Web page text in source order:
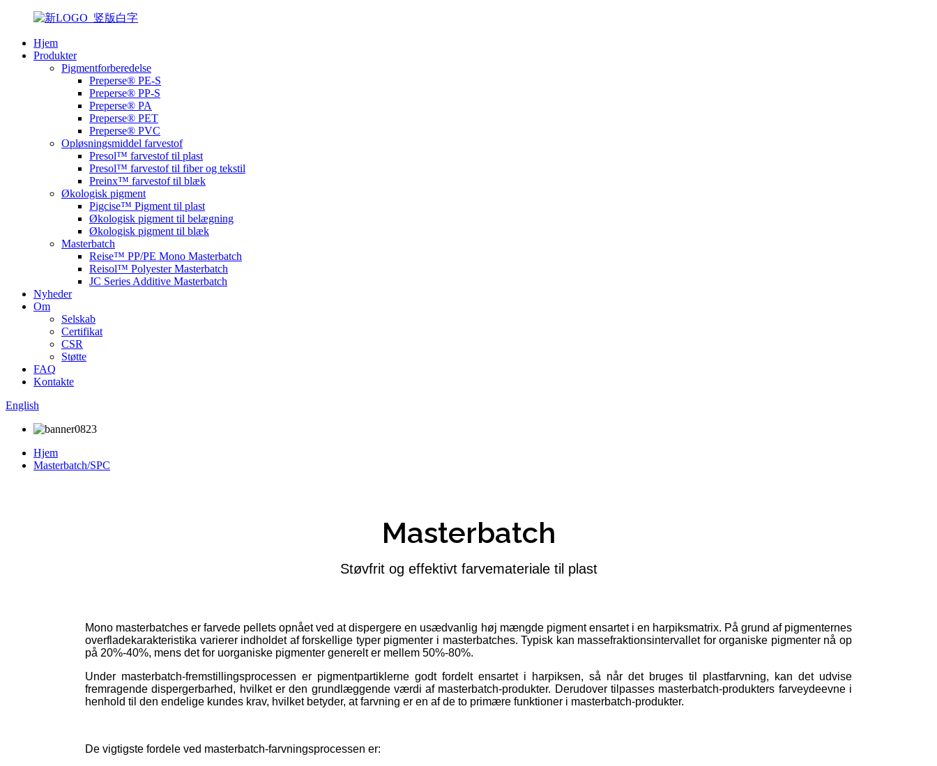
Hjem
Produkter
Pigmentforberedelse
Preperse® PE-S
Preperse® PP-S
Preperse® PA
Preperse® PET
Preperse® PVC
Opløsningsmiddel farvestof
Presol™ farvestof til plast
Presol™ farvestof til fiber og tekstil
Preinx™ farvestof til blæk
Økologisk pigment
Pigcise™ Pigment til plast
Økologisk pigment til belægning
Økologisk pigment til blæk
Masterbatch
Reise™ PP/PE Mono Masterbatch
Reisol™ Polyester Masterbatch
JC Series Additive Masterbatch
Nyheder
Om
Selskab
Certifikat
CSR
Støtte
FAQ
Kontakte
English
Hjem
Masterbatch/SPC
Masterbatch
Støvfrit og effektivt farvemateriale til plast
Mono masterbatches er farvede pellets opnået ved at dispergere en usædvanlig høj mængde pigment ensartet i en harpiksmatrix. På grund af pigmenternes
overfladekarakteristika varierer indholdet af forskellige typer pigmenter i masterbatches. Typisk kan massefraktionsintervallet for organiske pigmenter nå op
på 20%-40%, mens det for uorganiske pigmenter generelt er mellem 50%-80%.
Under masterbatch-fremstillingsprocessen er pigmentpartiklerne godt fordelt ensartet i harpiksen, så når det bruges til plastfarvning, kan det udvise
fremragende dispergerbarhed, hvilket er den grundlæggende værdi af masterbatch-produkter. Derudover tilpasses masterbatch-produkters farveydeevne i
henhold til den endelige kundes krav, hvilket betyder, at farvning er en af ​​de to primære funktioner i masterbatch-produkter.
De vigtigste fordele ved masterbatch-farvningsprocessen er: